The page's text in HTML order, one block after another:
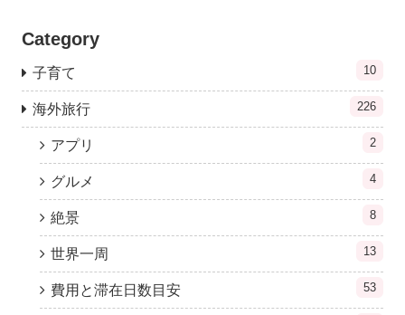
Category
子育て 10
海外旅行 226
アプリ 2
グルメ 4
絶景 8
世界一周 13
費用と滞在日数目安 53